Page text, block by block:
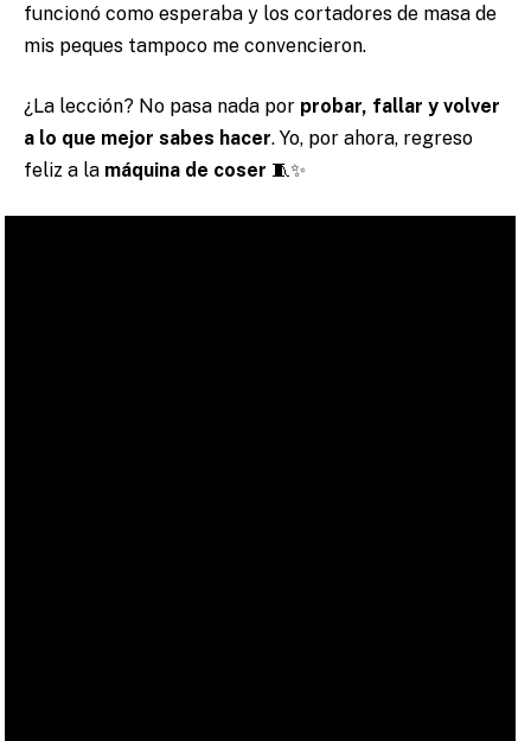
funcionó como esperaba y los cortadores de masa de
mis peques tampoco me convencieron.
¿La lección? No pasa nada por probar, fallar y volver
a lo que mejor sabes hacer. Yo, por ahora, regreso
feliz a la máquina de coser 🧵✨